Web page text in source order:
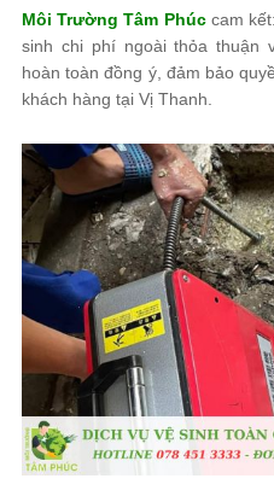
Môi Trường Tâm Phúccam
sinh chi phí ngoài thỏa thuận
hoàn toàn đồng ý, đảm bảo
khách hàng tại Vị Thanh.